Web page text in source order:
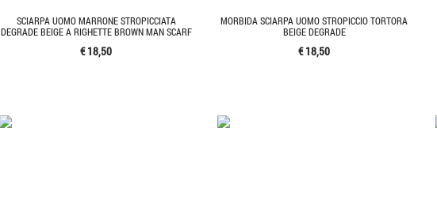
SCIARPA UOMO MARRONE STROPICCIATA
DEGRADE BEIGE A RIGHETTE BROWN MAN SCARF
€ 18,50
MORBIDA SCIARPA UOMO STROPICCIO TORTORA
BEIGE DEGRADE
€ 18,50